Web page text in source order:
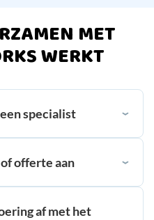
MET
WERKT
specialist
of offerte aan
af met het